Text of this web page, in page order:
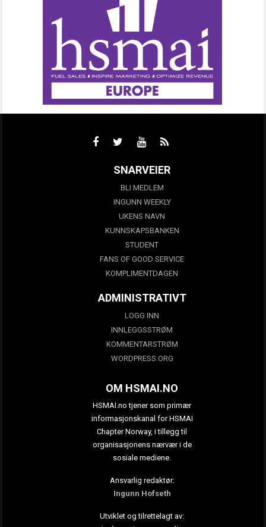
SNARVEIER
BLI MEDLEM
INGUNN WEEKLY
UKENS NAVN
KUNNSKAPSBANKEN
STUDENT
FANS OF GOOD SERVICE
KOMPLIMENTDAGEN
ADMINISTRATIVT
LOGG INN
INNLEGGSSTRØM
KOMMENTARSTRØM
WORDPRESS.ORG
OM HSMAI.NO
HSMAI.no tjener som primær
informasjonskanal for HSMAI
Chapter Norway, i tillegg til
organisasjonens nærvær i de
sosiale mediene.
Ansvarlig redaktør:
Ingunn Hofseth
Utviklet og tilrettelagt av: